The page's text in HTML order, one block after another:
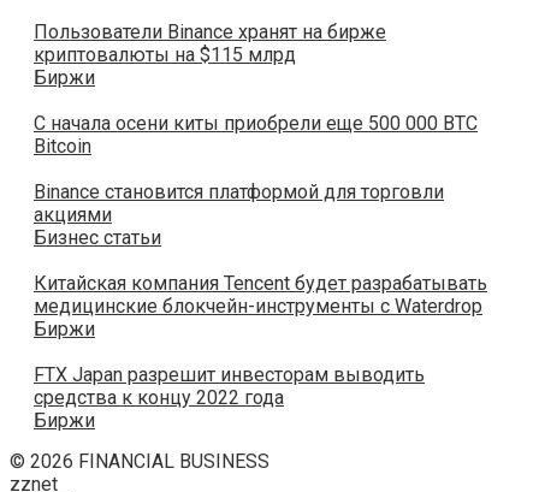
Пользователи Binance хранят на бирже
криптовалюты на $115 млрд
Биржи
С начала осени киты приобрели еще 500 000 ВТС
Bitcoin
Binance становится платформой для торговли
акциями
Бизнес статьи
Китайская компания Tencent будет разрабатывать
медицинские блокчейн-инструменты с Waterdrop
Биржи
FTX Japan разрешит инвесторам выводить
средства к концу 2022 года
Биржи
© 2026 FINANCIAL BUSINESS
zznet